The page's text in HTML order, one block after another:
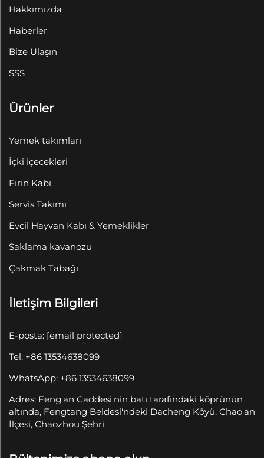
Hakkımızda
Haberler
Bize Ulaşın
SSS
Ürünler
Yemek takımları
İçki içecekleri
Fırın Kabı
Servis Takımı
Evcil Hayvan Kabı & Yemeklikler
Saklama kavanozu
Çakmak Tabağı
İletişim Bilgileri
E-posta: [email protected]
Tel: +86 13534638099
WhatsApp: +86 13534638099
Adres: Feng'an Caddesi'nin batı tarafındaki köprünün
altında, Fengtang Beldesi'ndeki Dacheng Köyü, Chao'an
İlçesi, Chaozhou Şehri